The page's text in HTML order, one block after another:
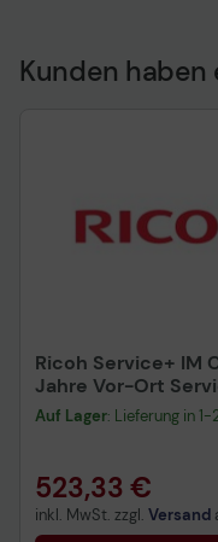
Kunden
Ricoh Service+ IM
Jahre Vor-Ort
Auf Lager: Lieferung in
523,33 €
inkl. MwSt. zzgl. Versand